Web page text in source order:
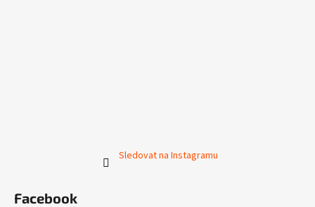
Sledovat na Instagramu
Facebook